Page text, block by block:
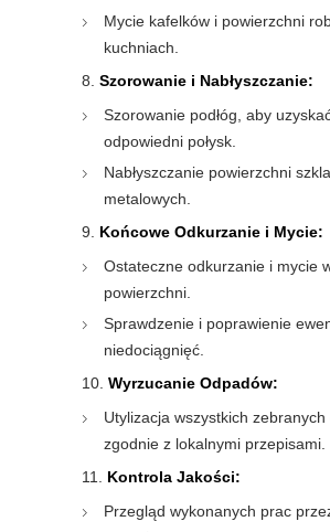
Mycie kafelków i powierzchni
kuchniach.
Szorowanie i Nabłyszczanie:
Szorowanie podłóg, aby
odpowiedni połysk.
Nabłyszczanie powierzchni
metalowych.
Końcowe Odkurzanie i Mycie:
Ostateczne odkurzanie i mycie
powierzchni.
Sprawdzenie i poprawienie
niedociągnięć.
Wyrzucanie Odpadów:
Utylizacja wszystkich
zgodnie z lokalnymi przepisami.
Kontrola Jakości:
Przegląd wykonanych prac